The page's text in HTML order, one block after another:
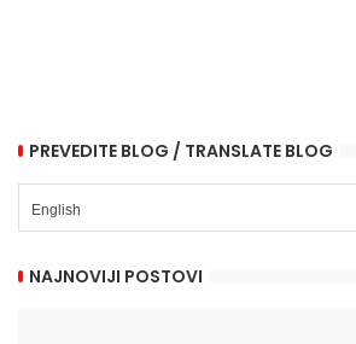
PREVEDITE BLOG / TRANSLATE BLOG
NAJNOVIJI POSTOVI